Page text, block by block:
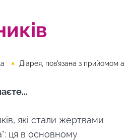
Діарея, пов'язана з прийомом
які стали жертвами
ця в основному